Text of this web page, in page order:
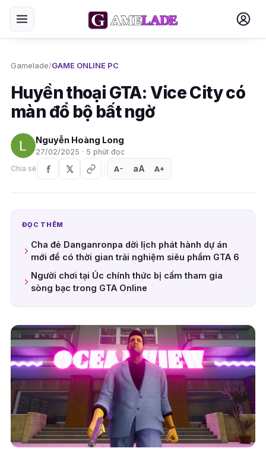
Gamelade/GAME ONLINE PC
Huyền thoại GTA: Vice City có
màn đổ bộ bất ngờ
Nguyễn Hoàng Long
27/02/2025 · 5 phút đọc
Chia sẻ
A− aA A+
ĐỌC THÊM
Cha đẻ Danganronpa dời lịch phát hành dự án
mới để có thời gian trải nghiệm siêu phẩm GTA 6
Người chơi tại Úc chính thức bị cấm tham gia
sòng bạc trong GTA Online